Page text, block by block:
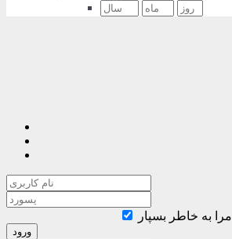
مرا به خاطر بسپار